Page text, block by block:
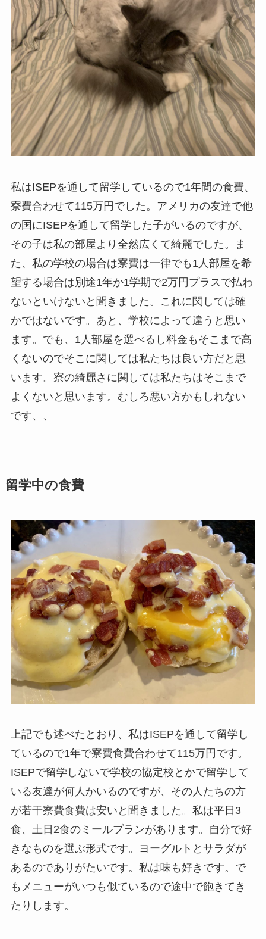
私はISEPを通して留学しているので1年間の食費、
寮費合わせて115万円でした。アメリカの友達で他
の国にISEPを通して留学した子がいるのですが、
その子は私の部屋より全然広くて綺麗でした。ま
た、私の学校の場合は寮費は一律でも1人部屋を希
望する場合は別途1年か1学期で2万円プラスで払わ
ないといけないと聞きました。これに関しては確
かではないです。あと、学校によって違うと思い
ます。でも、1人部屋を選べるし料金もそこまで高
くないのでそこに関しては私たちは良い方だと思
います。寮の綺麗さに関しては私たちはそこまで
よくないと思います。むしろ悪い方かもしれない
です、、
留学中の食費
上記でも述べたとおり、私はISEPを通して留学し
ているので1年で寮費食費合わせて115万円です。
ISEPで留学しないで学校の協定校とかで留学して
いる友達が何人かいるのですが、その人たちの方
が若干寮費食費は安いと聞きました。私は平日3
食、土日2食のミールプランがあります。自分で好
きなものを選ぶ形式です。ヨーグルトとサラダが
あるのでありがたいです。私は味も好きです。で
もメニューがいつも似ているので途中で飽きてき
たりします。